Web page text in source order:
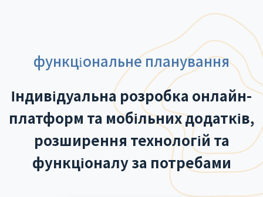
функціональне планування
Індивідуальна розробка онлайн-
платформ та мобільних додатків,
розширення технологій та
функціоналу за потребами